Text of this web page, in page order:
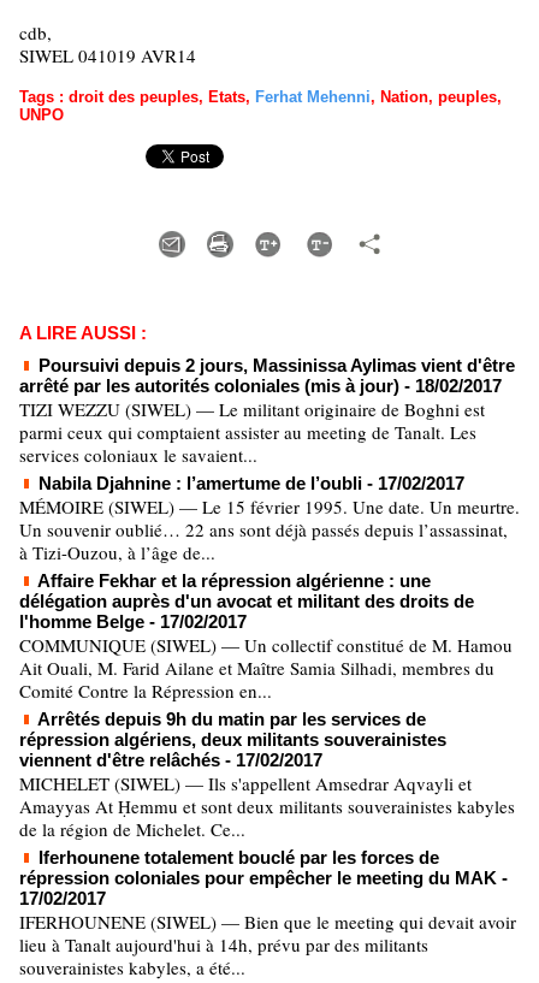
cdb,
SIWEL 041019 AVR14
Tags : droit des peuples, Etats, Ferhat Mehenni, Nation, peuples,
UNPO
A LIRE AUSSI :
Poursuivi depuis 2 jours, Massinissa Aylimas vient d'être
arrêté par les autorités coloniales (mis à jour) - 18/02/2017
TIZI WEZZU (SIWEL) — Le militant originaire de Boghni est
parmi ceux qui comptaient assister au meeting de Tanalt. Les
services coloniaux le savaient...
Nabila Djahnine : l’amertume de l’oubli - 17/02/2017
MÉMOIRE (SIWEL) — Le 15 février 1995. Une date. Un meurtre.
Un souvenir oublié… 22 ans sont déjà passés depuis l’assassinat,
à Tizi-Ouzou, à l’âge de...
Affaire Fekhar et la répression algérienne : une
délégation auprès d'un avocat et militant des droits de
l'homme Belge - 17/02/2017
COMMUNIQUE (SIWEL) — Un collectif constitué de M. Hamou
Ait Ouali, M. Farid Ailane et Maître Samia Silhadi, membres du
Comité Contre la Répression en...
Arrêtés depuis 9h du matin par les services de
répression algériens, deux militants souverainistes
viennent d'être relâchés - 17/02/2017
MICHELET (SIWEL) — Ils s'appellent Amsedrar Aqvayli et
Amayyas At Ḥemmu et sont deux militants souverainistes kabyles
de la région de Michelet. Ce...
Iferhounene totalement bouclé par les forces de
répression coloniales pour empêcher le meeting du MAK -
17/02/2017
IFERHOUNENE (SIWEL) — Bien que le meeting qui devait avoir
lieu à Tanalt aujourd'hui à 14h, prévu par des militants
souverainistes kabyles, a été...